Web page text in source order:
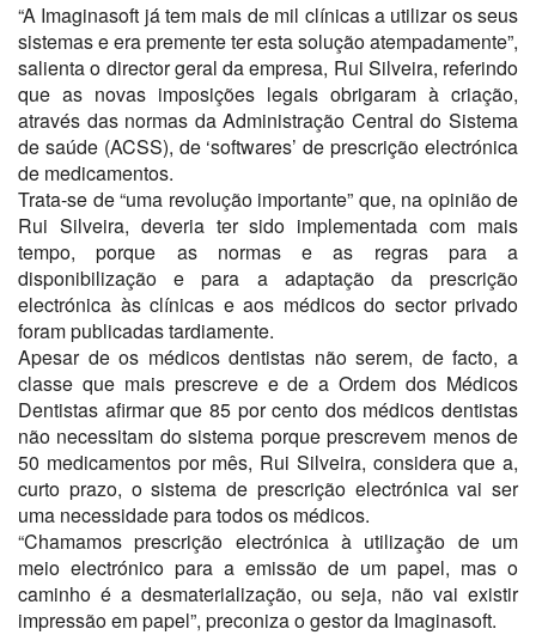
“A Imaginasoft já tem mais de mil clínicas a utilizar os seus
sistemas e era premente ter esta solução atempadamente”,
salienta o director geral da empresa, Rui Silveira, referindo
que as novas imposições legais obrigaram à criação,
através das normas da Administração Central do Sistema
de saúde (ACSS), de ‘softwares’ de prescrição electrónica
de medicamentos.
Trata-se de “uma revolução importante” que, na opinião de
Rui Silveira, deveria ter sido implementada com mais
tempo, porque as normas e as regras para a
disponibilização e para a adaptação da prescrição
electrónica às clínicas e aos médicos do sector privado
foram publicadas tardiamente.
Apesar de os médicos dentistas não serem, de facto, a
classe que mais prescreve e de a Ordem dos Médicos
Dentistas afirmar que 85 por cento dos médicos dentistas
não necessitam do sistema porque prescrevem menos de
50 medicamentos por mês, Rui Silveira, considera que a,
curto prazo, o sistema de prescrição electrónica vai ser
uma necessidade para todos os médicos.
“Chamamos prescrição electrónica à utilização de um
meio electrónico para a emissão de um papel, mas o
caminho é a desmaterialização, ou seja, não vai existir
impressão em papel”, preconiza o gestor da Imaginasoft.